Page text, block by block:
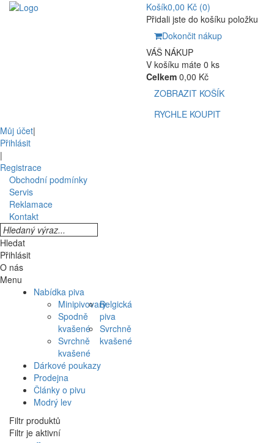
Košík0,00 Kč (0)
Přidali jste do košíku položku
Dokončit nákup
VÁŠ NÁKUP
V košíku máte 0 ks
Celkem 0,00 Kč
ZOBRAZIT KOŠÍK
RYCHLE KOUPIT
Můj účet|
Přihlásit
|
Registrace
Obchodní podmínky
Servis
Reklamace
Kontakt
Hledat
Přihlásit
O nás
Menu
Nabídka piva
Minipivovary
Spodně
kvašené
Svrchně
kvašené
Belgická
piva
Svrchně
kvašené
Dárkové poukazy
Prodejna
Články o pivu
Modrý lev
Filtr produktů
Filtr je aktivní